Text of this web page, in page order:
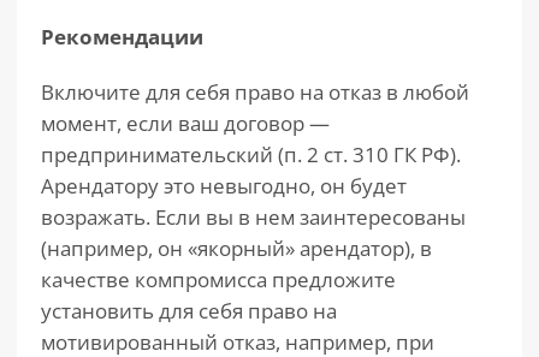
Рекомендации
Включите для себя право на отказ в любой
момент, если ваш договор —
предпринимательский (п. 2 ст. 310 ГК РФ).
Арендатору это невыгодно, он будет
возражать. Если вы в нем заинтересованы
(например, он «якорный» арендатор), в
качестве компромисса предложите
установить для себя право на
мотивированный отказ, например, при